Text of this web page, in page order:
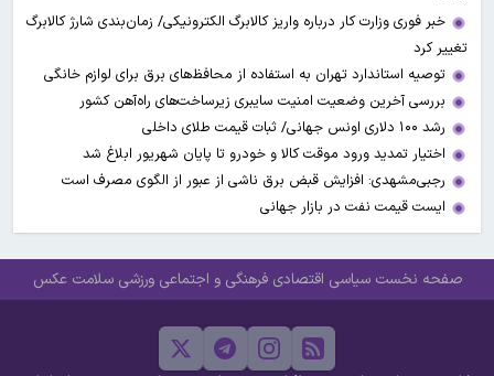
خبر فوری وزارت کار درباره واریز کالابرگ الکترونیکی/ زمان‌بندی شارژ کالابرگ
تغییر کرد
توصیه استاندارد تهران به استفاده از محافظ‌های برق برای لوازم خانگی
بررسی آخرین وضعیت امنیت سایبری زیرساخت‌های راه‌آهن کشور
رشد ۱۰۰ دلاری اونس جهانی/ ثبات قیمت طلای داخلی
اختیار تمدید ورود موقت کالا و خودرو تا پایان شهریور ابلاغ شد
رجبی‌مشهدی: افزایش قبض برق ناشی از عبور از الگوی مصرف است
ایست قیمت نفت در بازار جهانی
صفحه نخست سیاسی اقتصادی فرهنگی و اجتماعی ورزشی سلامت عکس